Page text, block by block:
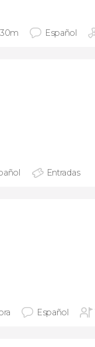
Español
Entradas
Español